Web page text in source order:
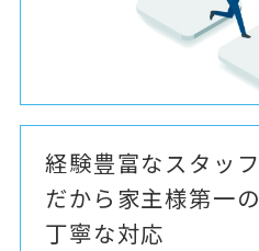
経験豊富なスタッフ
だから家主様第一の
丁寧な対応